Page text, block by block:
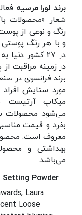
برند لورا مرسیه
شعار «محصولات
رنگ و نوعی از
و با هر رنگ پوستی
در 27 کشور
در زمینه مراقبت
برند فرانسوی در
می‌شود. محصولات
بفرد و قیمت
معروف است.
بهداشتی و
می‌باشد.
Powder
Laura
Loose